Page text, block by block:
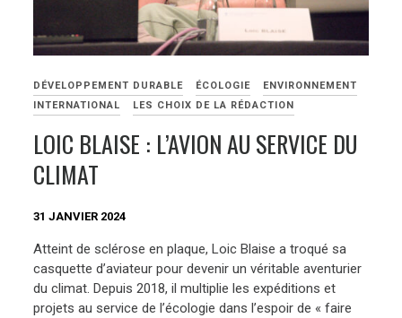
DÉVELOPPEMENT DURABLE ÉCOLOGIE
ENVIRONNEMENT
INTERNATIONAL
LES CHOIX DE LA RÉDACTION
LOIC BLAISE : L’AVION AU SERVICE DU
CLIMAT
31 JANVIER 2024
Atteint de sclérose en plaque, Loic Blaise a troqué sa
casquette d’aviateur pour devenir un véritable aventurier
du climat. Depuis 2018, il multiplie les expéditions et
projets au service de l’écologie dans l’espoir de « faire